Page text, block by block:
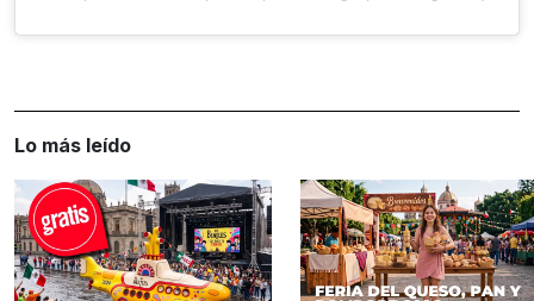
Lo más leído